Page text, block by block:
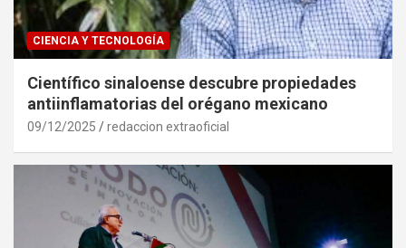
CIENCIA Y TECNOLOGÍA
Científico sinaloense descubre propiedades
antiinflamatorias del orégano mexicano
09/12/2025 redaccion extraoficial